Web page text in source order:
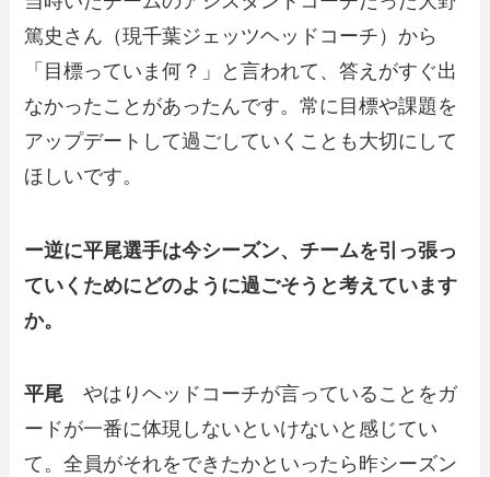
篤史さん（現千葉ジェッツヘッドコーチ）から
「目標っていま何？」と言われて、答えがすぐ出
なかったことがあったんです。常に目標や課題を
アップデートして過ごしていくことも大切にして
ほしいです。
ー逆に平尾選手は今シーズン、チームを引っ張っ
ていくためにどのように過ごそうと考えています
か。
平尾 やはりヘッドコーチが言っていることをガ
ードが一番に体現しないといけないと感じてい
て。全員がそれをできたかといったら昨シーズン